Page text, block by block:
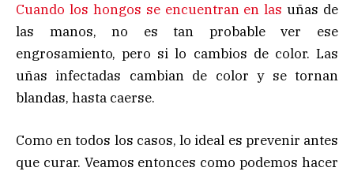
Cuando los hongos se encuentran en lasuñas de
las manos, no es tan probable ver ese
engrosamiento, pero si lo cambios de color. Las
uñas infectadas cambian de color y se tornan
blandas, hasta caerse.
Como en todos los casos, lo ideal es prevenir antes
que curar. Veamos entonces como podemos hacer